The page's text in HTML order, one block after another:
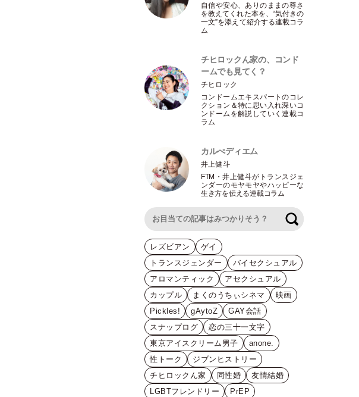
自信や安心、ありのままの尊さ
を教えてくれた本を、“気付きの
一文”を添えて紹介する連載コラ
ム
チヒロックん家の、コンド
ームでも見てく？
チヒロック
コンドームエキスパートのコレ
クション＆特に思い入れ深いコ
ンドームを解説していく連載コ
ラム
カルぺディエム
井上健斗
FTM ・井上健斗がトランスジェ
ンダーのモヤモヤやハッピーな
生き方を伝える連載コラム
レズビアン
ゲイ
トランスジェンダー
バイセクシュアル
アロマンティック
アセクシュアル
カップル
まくのうちぃシネマ
映画
Pickles!
gAytoZ
GAY会話
スナップログ
恋の三十一文字
東京アイスクリーム男子
anone.
性トーク
ジブンヒストリー
チヒロックん家
同性婚
友情結婚
LGBTフレンドリー
PrEP